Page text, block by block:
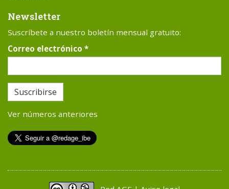
Newsletter
Suscríbete a nuestro boletín mensual gratuito:
Correo electrónico *
Suscribirse
Ver números anteriores